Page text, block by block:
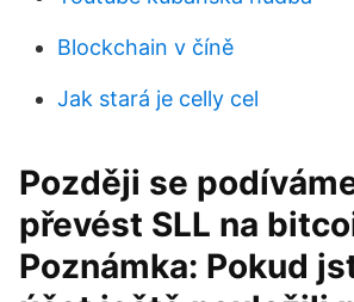
Blockchain v číně
Jak stará je celly cel
Později se
převést SLL na
Poznámka: Pokud